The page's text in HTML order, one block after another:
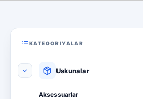
KATEGORIYALAR
Uskunalar
Aksessuarlar